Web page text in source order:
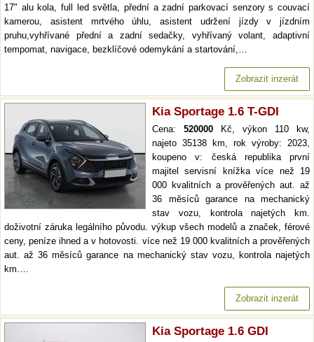
17" alu kola, full led světla, přední a zadní parkovací senzory s couvací
kamerou, asistent mrtvého úhlu, asistent udržení jízdy v jízdním
pruhu,vyhřívané přední a zadní sedačky, vyhřívaný volant, adaptivní
tempomat, navigace, bezklíčové odemykání a startování,…
Zobrazit inzerát
Kia Sportage 1.6 T-GDI
Cena: 520000 Kč, výkon 110 kw,
najeto 35138 km, rok výroby: 2023,
koupeno v: česká republika první
majitel servisní knížka více než 19
000 kvalitních a prověřených aut. až
36 měsíců garance na mechanický
stav vozu, kontrola najetých km.
doživotní záruka legálního původu. výkup všech modelů a značek, férové
ceny, peníze ihned a v hotovosti. více než 19 000 kvalitních a prověřených
aut. až 36 měsíců garance na mechanický stav vozu, kontrola najetých
km.…
Zobrazit inzerát
Kia Sportage 1.6 GDI